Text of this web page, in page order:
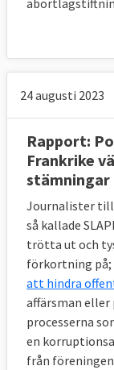
24 augusti 2023
Rapport:
Frankrike
stämningar
Journalister
så kallade
trötta ut och
förkortning på;
att hindra
affärsman
processerna
en
från